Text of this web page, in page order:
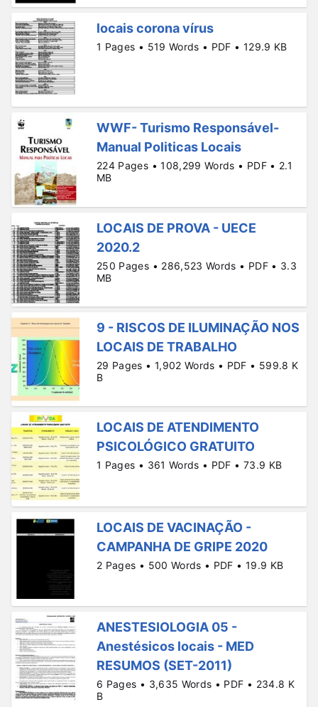
locais corona vírus
1 Pages • 519 Words • PDF • 129.9 KB
WWF- Turismo Responsável-
Manual Politicas Locais
224 Pages • 108,299 Words • PDF • 2.1
MB
LOCAIS DE PROVA - UECE
2020.2
250 Pages • 286,523 Words • PDF • 3.3
MB
9 - RISCOS DE ILUMINAÇÃO NOS
LOCAIS DE TRABALHO
29 Pages • 1,902 Words • PDF • 599.8 K
B
LOCAIS DE ATENDIMENTO
PSICOLÓGICO GRATUITO
1 Pages • 361 Words • PDF • 73.9 KB
LOCAIS DE VACINAÇÃO -
CAMPANHA DE GRIPE 2020
2 Pages • 500 Words • PDF • 19.9 KB
ANESTESIOLOGIA 05 -
Anestésicos locais - MED
RESUMOS (SET-2011)
6 Pages • 3,635 Words • PDF • 234.8 K
B